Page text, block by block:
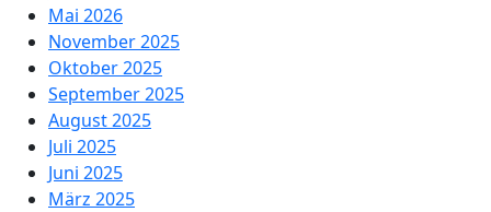
Mai 2026
November 2025
Oktober 2025
September 2025
August 2025
Juli 2025
Juni 2025
März 2025